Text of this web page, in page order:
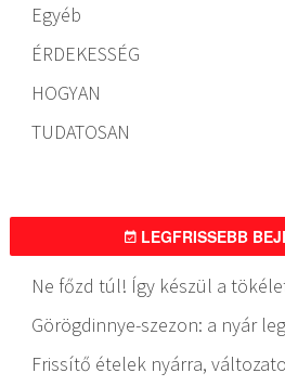
Egyéb
ÉRDEKESSÉG
HOGYAN
TUDATOSAN
LEGFRISSEBB
Ne főzd túl! Így készül a
Görögdinnye-szezon: a nyár
Frissítő ételek nyárra,